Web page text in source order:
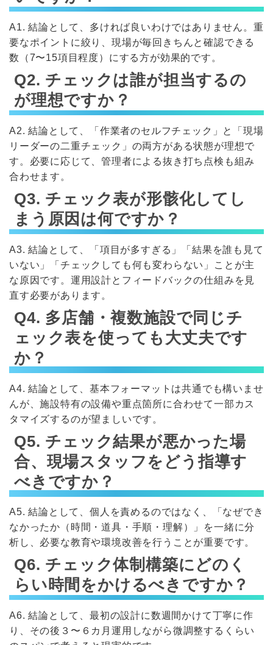
A1. 結論として、多ければ良いわけではありません。重
要なポイントに絞り、現場が毎回きちんと確認できる
数（7〜15項目程度）にする方が効果的です。
Q2. チェックは誰が担当するの
が理想ですか？
A2. 結論として、「作業者のセルフチェック」と「現場
リーダーの二重チェック」の両方がある状態が理想で
す。必要に応じて、管理者による抜き打ち点検も組み
合わせます。
Q3. チェック表が形骸化してし
まう原因は何ですか？
A3. 結論として、「項目が多すぎる」「結果を誰も見て
いない」「チェックしても何も変わらない」ことが主
な原因です。運用設計とフィードバックの仕組みを見
直す必要があります。
Q4. 多店舗・複数施設で同じチ
ェック表を使っても大丈夫です
か？
A4. 結論として、基本フォーマットは共通でも構いませ
んが、施設特有の設備や重点箇所に合わせて一部カス
タマイズするのが望ましいです。
Q5. チェック結果が悪かった場
合、現場スタッフをどう指導す
べきですか？
A5. 結論として、個人を責めるのではなく、「なぜでき
なかったか（時間・道具・手順・理解）」を一緒に分
析し、必要な教育や環境改善を行うことが重要です。
Q6. チェック体制構築にどのく
らい時間をかけるべきですか？
A6. 結論として、最初の設計に数週間かけて丁寧に作
り、その後３〜６カ月運用しながら微調整するくらい